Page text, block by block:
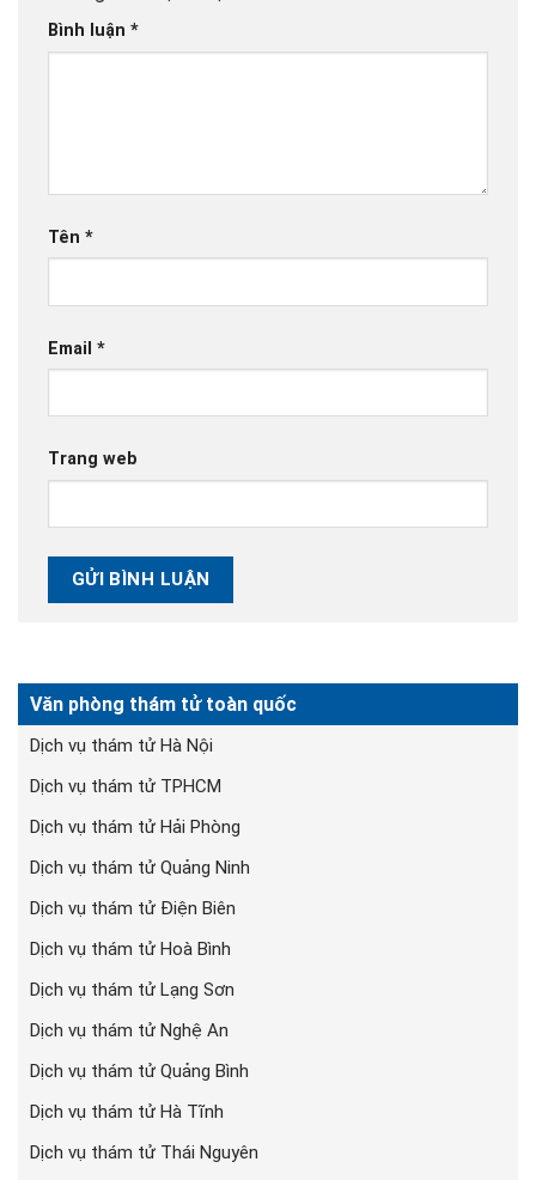
Văn phòng thám tử toàn quốc
Dịch vụ thám tử Hà Nội
Dịch vụ thám tử TPHCM
Dịch vụ thám tử Hải Phòng
Dịch vụ thám tử Quảng Ninh
Dịch vụ thám tử Điện Biên
Dịch vụ thám tử Hoà Bình
Dịch vụ thám tử Lạng Sơn
Dịch vụ thám tử Nghệ An
Dịch vụ thám tử Quảng Bình
Dịch vụ thám tử Hà Tĩnh
Dịch vụ thám tử Thái Nguyên
Bình luận *
Tên *
Email *
Trang web